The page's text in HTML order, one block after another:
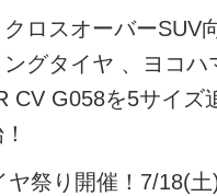
クロスオーバーSUV
グタイヤ 、ヨコハ
CV G058を5サイズ
ヤ祭り開催！7/18(土